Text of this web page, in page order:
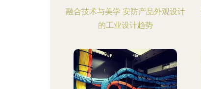
融合技术与美学 安防产品外观设计
的工业设计趋势